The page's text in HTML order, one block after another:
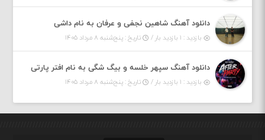
دانلود آهنگ شاهین نجفی و عرفان به نام داشی
بازدید : ۱ بازدید بار / تاریخ : پنج‌شنبه ۸ مرداد ۱۴۰۵
دانلود آهنگ سپهر خلسه و بیگ شگی به نام افتر پارتی
بازدید : ۱ بازدید بار / تاریخ : پنج‌شنبه ۸ مرداد ۱۴۰۵